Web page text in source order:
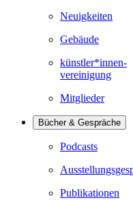
Neuigkeiten
Gebäude
künstler*innen-
vereinigung
Mitglieder
Bücher & Gespräche
Podcasts
Publikationen